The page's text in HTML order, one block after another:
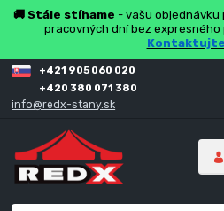
🚚 Stále stíhame - vašu objednávku
pracovných dní bez
+421 905 060 020
+420 380 071 380
info@redx-stany.sk